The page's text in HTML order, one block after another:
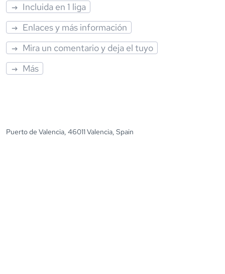
Incluida en 1 liga
Enlaces y más información
Mira un comentario y deja el tuyo
Más
Puerto de Valencia, 46011 Valencia, Spain